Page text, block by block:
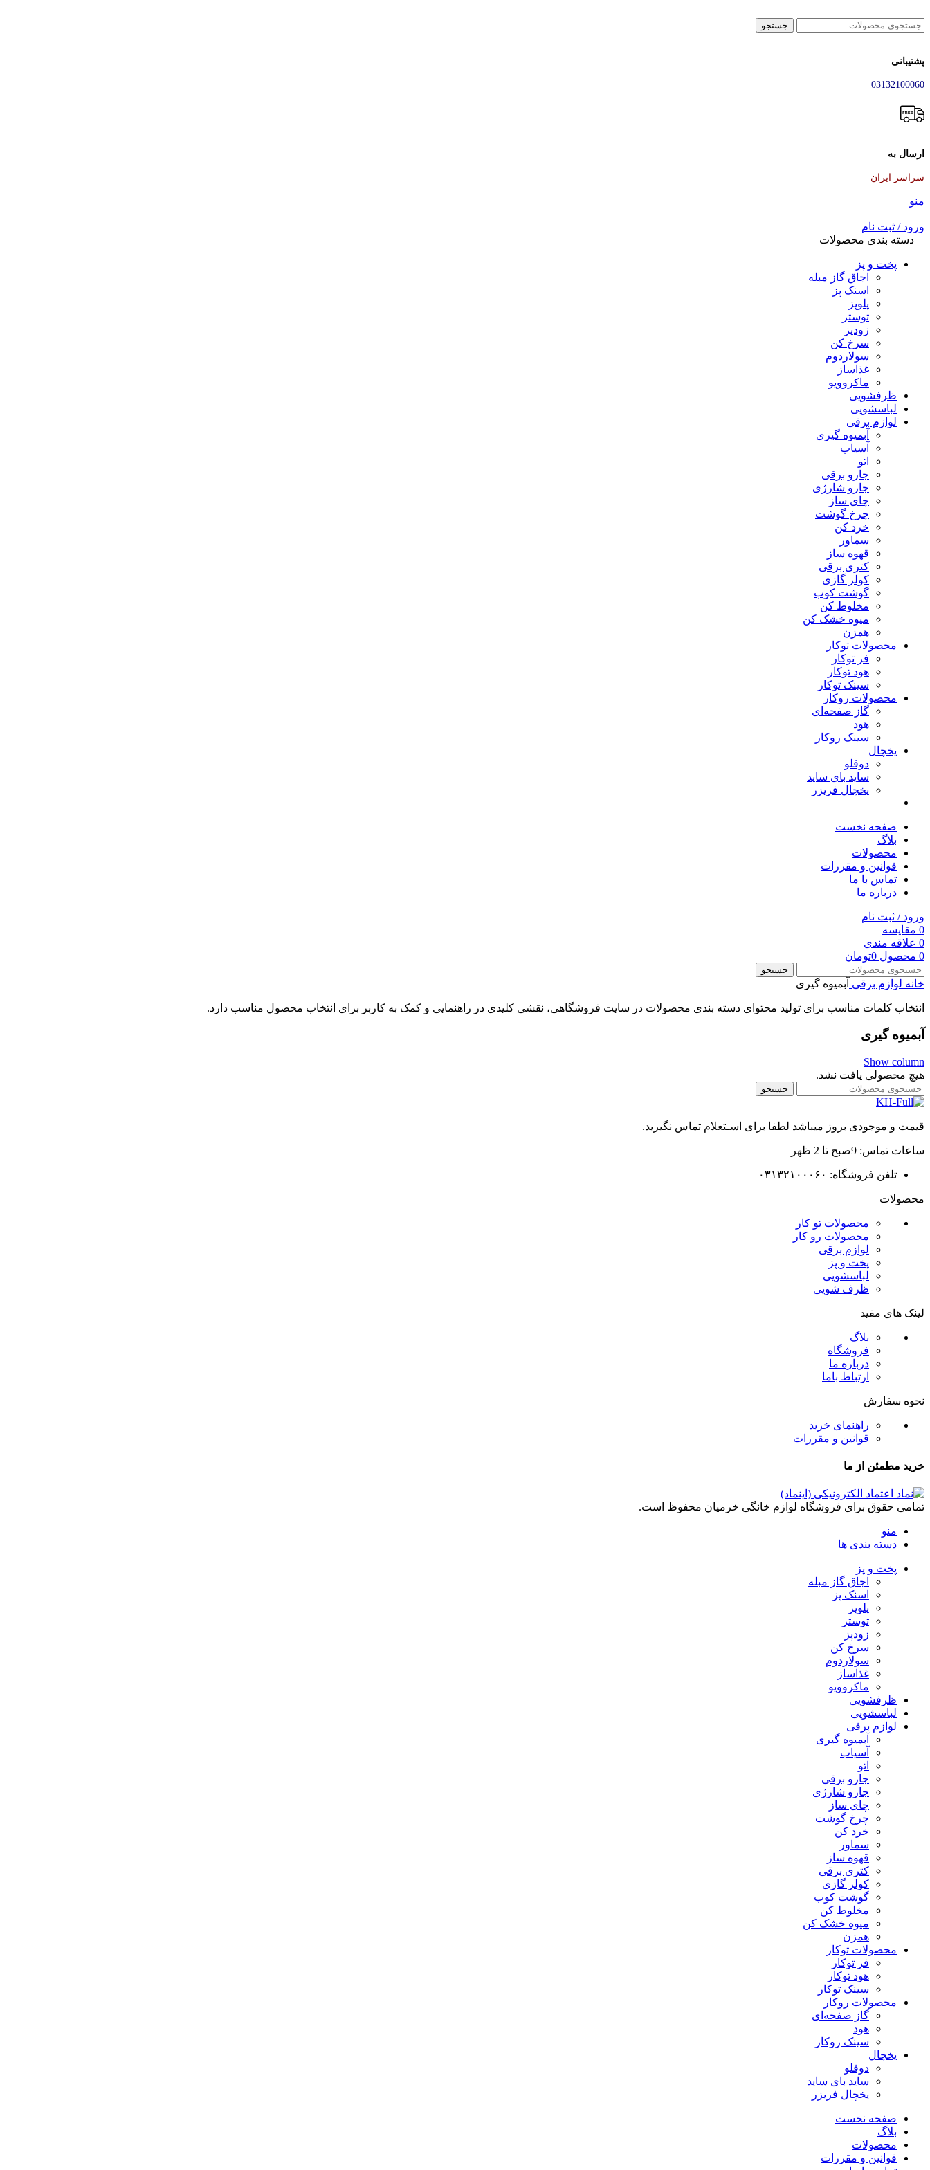
جستجو
پشتیبانی
03132100060
ارسال به
سراسر ایران
منو
ورود / ثبت نام
دسته بندی محصولات
پخت و پز
اجاق گاز مبله
اسنک پز
پلوپز
توستر
زودپز
سرخ کن
سولاردوم
غذاساز
ماکروویو
ظرفشویی
لباسشویی
لوازم برقی
آبمیوه گیری
آسیاب
اتو
جارو برقی
جارو شارژی
چای ساز
چرخ گوشت
خرد کن
سماور
قهوه ساز
کتری برقی
کولر گازی
گوشت کوب
مخلوط کن
میوه خشک کن
همزن
محصولات توکار
فر توکار
هود توکار
سینک توکار
محصولات روکار
گاز صفحه‌ای
هود
سینک روکار
یخچال
دوقلو
ساید بای ساید
یخچال فریزر
صفحه نخست
بلاگ
محصولات
قوانین و مقررات
تماس با ما
درباره ما
ورود / ثبت نام
0 مقایسه
0 علاقه مندی
0 محصول 0تومان
جستجو
خانه لوازم برقی آبمیوه گیری
انتخاب کلمات مناسب برای تولید محتوای دسته بندی محصولات در سایت فروشگاهی، نقشی کلیدی در راهنمایی و کمک به کاربر برای انتخاب محصول مناسب دارد.
آبمیوه گیری
Show column
هیچ محصولی یافت نشد.
جستجو
قیمت و موجودی بروز میباشد لطفا برای اسـتعلام تماس نگیرید.
ساعات تماس: 9صبح تا 2 ظهر
تلفن فروشگاه: ۰۳۱۳۲۱۰۰۰۶۰
محصولات
محصولات تو کار
محصولات رو کار
لوازم برقی
پخت و پز
لباسشویی
ظرف شویی
لینک های مفید
بلاگ
فروشگاه
درباره ما
ارتباط باما
نحوه سفارش
راهنمای خرید
قوانین و مقررات
خرید مطمئن از ما
تمامی حقوق برای فروشگاه لوازم خانگی خرمیان محفوظ است.
منو
دسته بندی ها
پخت و پز
اجاق گاز مبله
اسنک پز
پلوپز
توستر
زودپز
سرخ کن
سولاردوم
غذاساز
ماکروویو
ظرفشویی
لباسشویی
لوازم برقی
آبمیوه گیری
آسیاب
اتو
جارو برقی
جارو شارژی
چای ساز
چرخ گوشت
خرد کن
سماور
قهوه ساز
کتری برقی
کولر گازی
گوشت کوب
مخلوط کن
میوه خشک کن
همزن
محصولات توکار
فر توکار
هود توکار
سینک توکار
محصولات روکار
گاز صفحه‌ای
هود
سینک روکار
یخچال
دوقلو
ساید بای ساید
یخچال فریزر
صفحه نخست
بلاگ
محصولات
قوانین و مقررات